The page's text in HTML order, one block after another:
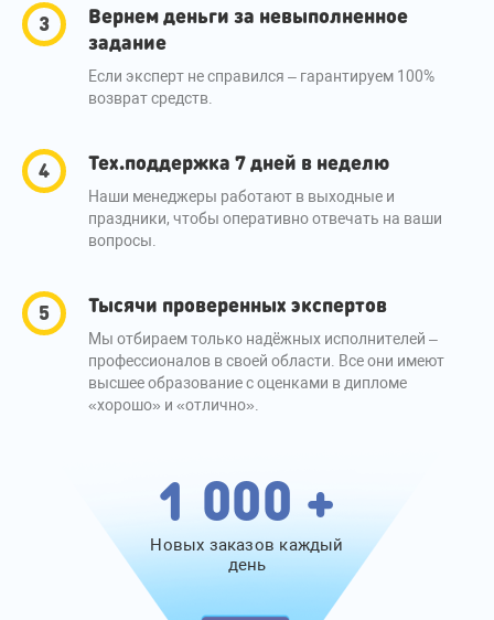
Вернем деньги за невыполненное
задание
Если эксперт не справился – гарантируем 100%
возврат средств.
Тех.поддержка 7 дней в неделю
Наши менеджеры работают в выходные и
праздники, чтобы оперативно отвечать на ваши
вопросы.
Тысячи проверенных экспертов
Мы отбираем только надёжных исполнителей –
профессионалов в своей области. Все они имеют
высшее образование с оценками в дипломе
«хорошо» и «отлично».
1 000 +
Новых заказов каждый
день